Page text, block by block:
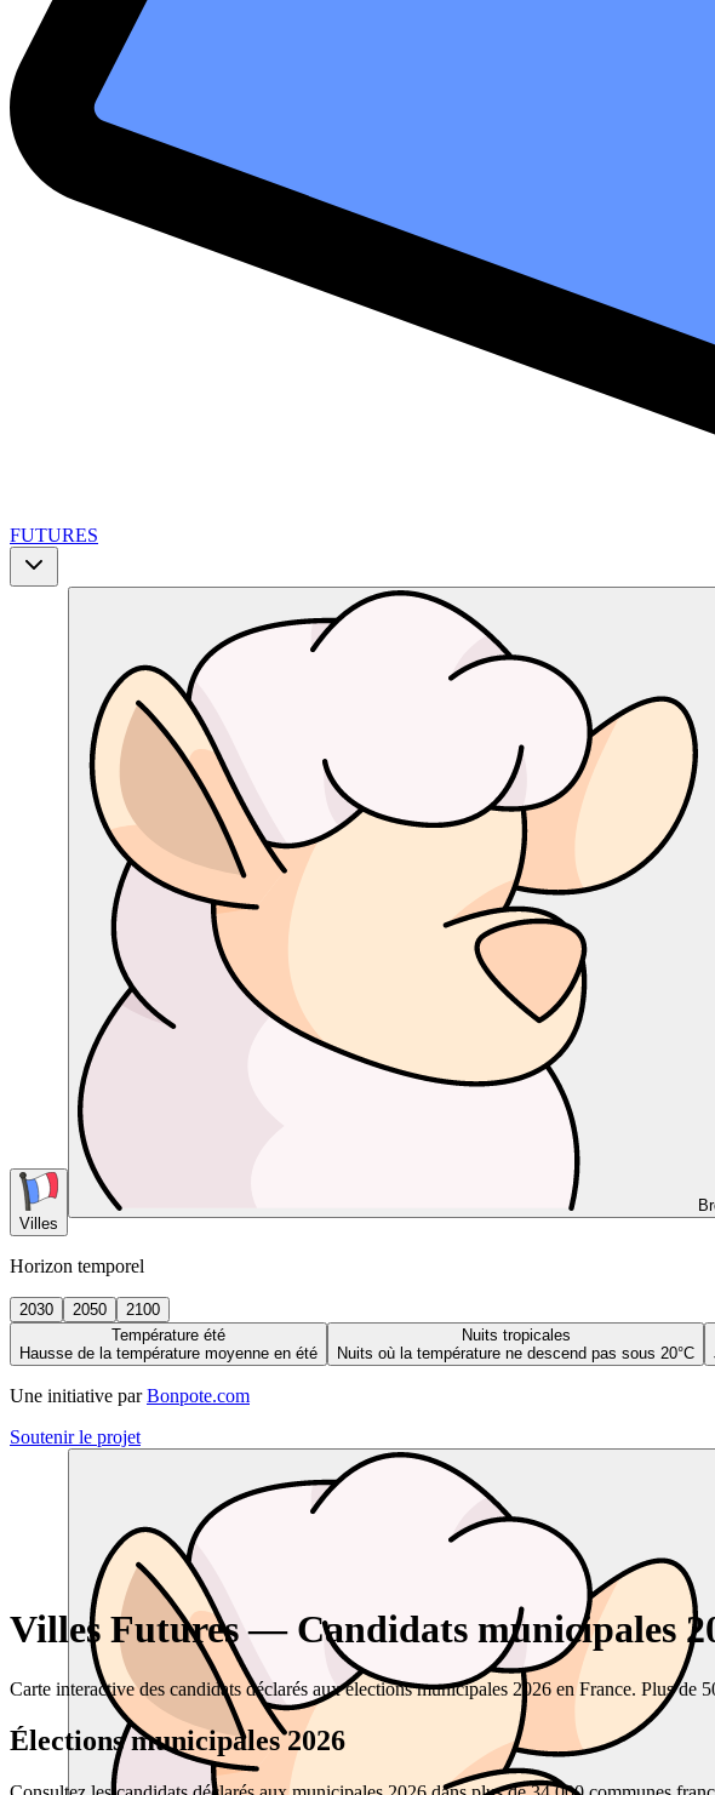
FUTURES
Villes
Horizon temporel
2030 2050
2100
Température été
Hausse de la température moyenne en été
Nuits tropicales
Nuits où la température ne descend pas sous 20°C
Une initiative par Bonpote.com
Soutenir le projet
Villes Futures — Candidats municipales
Carte interactive des candidats déclarés aux élections municipales 2026 en France. Plus de
Élections municipales 2026